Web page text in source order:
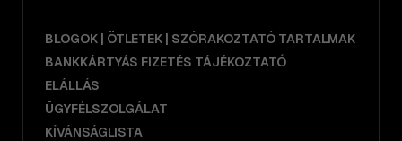
BLOGOK | ÖTLETEK | SZÓRAKOZTATÓ TARTALMAK
BANKKÁRTYÁS FIZETÉS TÁJÉKOZTATÓ
ELÁLLÁS
ÜGYFÉLSZOLGÁLAT
KÍVÁNSÁGLISTA